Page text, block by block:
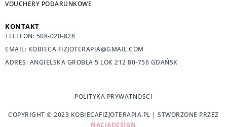
VOUCHERY PODARUNKOWE
KONTAKT
TELEFON: 508-020-828
EMAIL: KOBIECA.FIZJOTERAPIA@GMAIL.COM
ADRES: ANGIELSKA GROBLA 5 LOK 212 80-756 GDAŃSK
COPYRIGHT © 2023 KOBIECAFIZJOTERAPIA.PL | STWORZONE PRZEZ
NACJADESIGN
POLITYKA PRYWATNOŚCI